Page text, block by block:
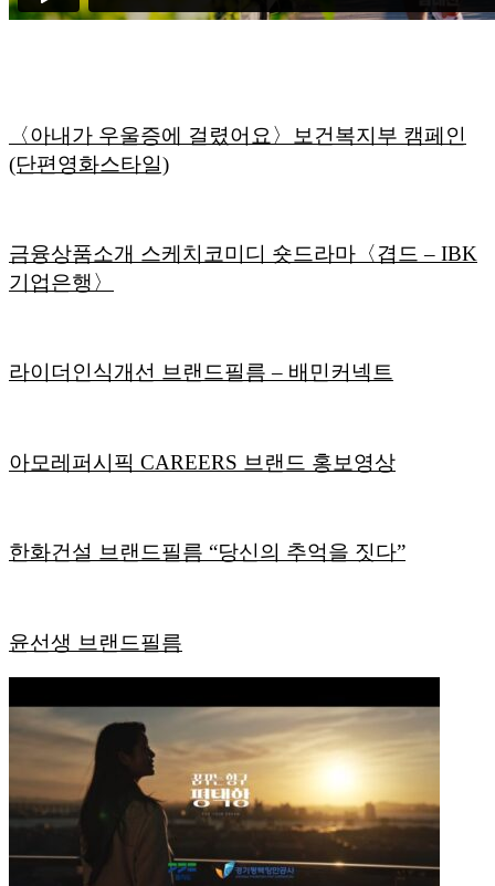
〈아내가 우울증에 걸렸어요〉보건복지부 캠페인
(단편영화스타일)
금융상품소개 스케치코미디 숏드라마〈겹드 – IBK
기업은행〉
라이더인식개선 브랜드필름 – 배민커넥트
아모레퍼시픽 CAREERS 브랜드 홍보영상
한화건설 브랜드필름 “당신의 추억을 짓다”
윤선생 브랜드필름